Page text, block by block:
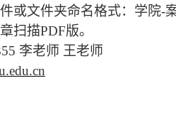
或文件夹命名格式：学院-
扫描PDF版。
李老师 王老师